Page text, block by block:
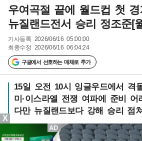
우여곡절 끝에 월드컵 첫
뉴질랜드전서 승리 정조준[
기사등록 2026/06/16 05:00:00
최종수정 2026/06/16 06:04:24
구글에서 선호하는 매체로 추가
15일 오전 10시 잉글우드에서 격
미·이스라엘 전쟁 여파에 준비 어
다만 뉴질랜드보다 강해 승리 점
X